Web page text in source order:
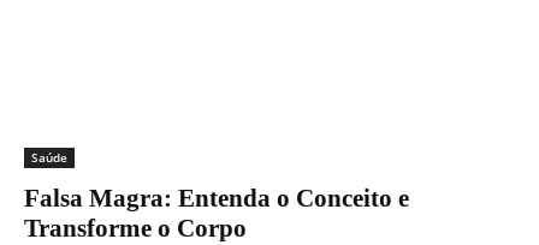
Saúde
Falsa Magra: Entenda o Conceito e
Transforme o Corpo